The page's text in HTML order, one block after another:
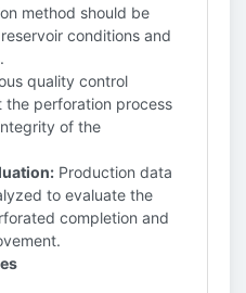
method should be
conditions and
quality control
the perforation process
of the
Production data
to evaluate the
completion and